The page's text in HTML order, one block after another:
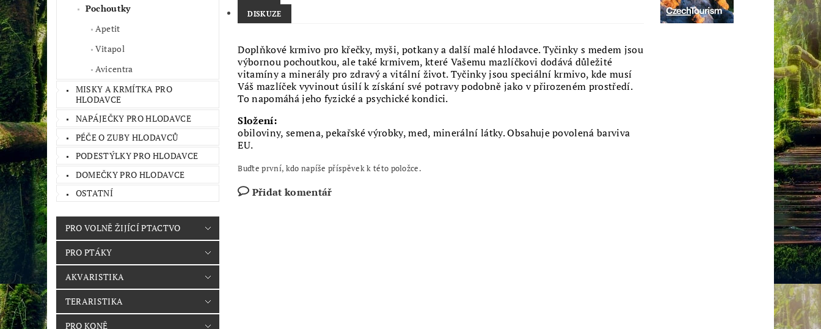
Pochoutky
Apetit
Vitapol
Avicentra
MISKY A KRMÍTKA PRO
HLODAVCE
NAPÁJEČKY PRO HLODAVCE
PÉČE O ZUBY HLODAVCŮ
PODESTÝLKY PRO HLODAVCE
DOMEČKY PRO HLODAVCE
OSTATNÍ
PRO VOLNĚ ŽIJÍCÍ PTACTVO
PRO PTÁKY
AKVARISTIKA
TERARISTIKA
PRO KONĚ
DISKUZE
Doplňkové krmivo pro křečky, myši, potkany a další malé hlodavce. Tyčinky s medem jsou
výbornou pochoutkou, ale také krmivem, které Vašemu mazlíčkovi dodává důležité
vitamíny a minerály pro zdravý a vitální život. Tyčinky jsou speciální krmivo, kde musí
Váš mazlíček vyvinout úsilí k získání své potravy podobně jako v přirozeném prostředí.
To napomáhá jeho fyzické a psychické kondici.
Složení:
obiloviny, semena, pekařské výrobky, med, minerální látky. Obsahuje povolená barviva
EU.
Buďte první, kdo napíše příspěvek k této položce.
Přidat komentář